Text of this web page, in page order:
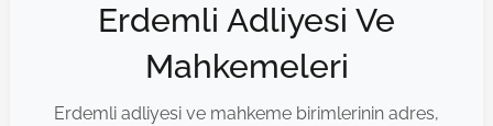
Erdemli Adliyesi Ve
Mahkemeleri
Erdemli adliyesi ve mahkeme birimlerinin adres,